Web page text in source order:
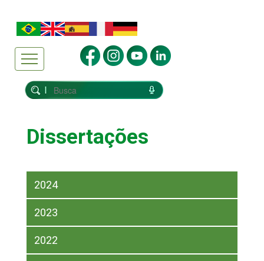
Dissertações
2024
2023
2022